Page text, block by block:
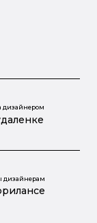
дизайнером
дизайнерам